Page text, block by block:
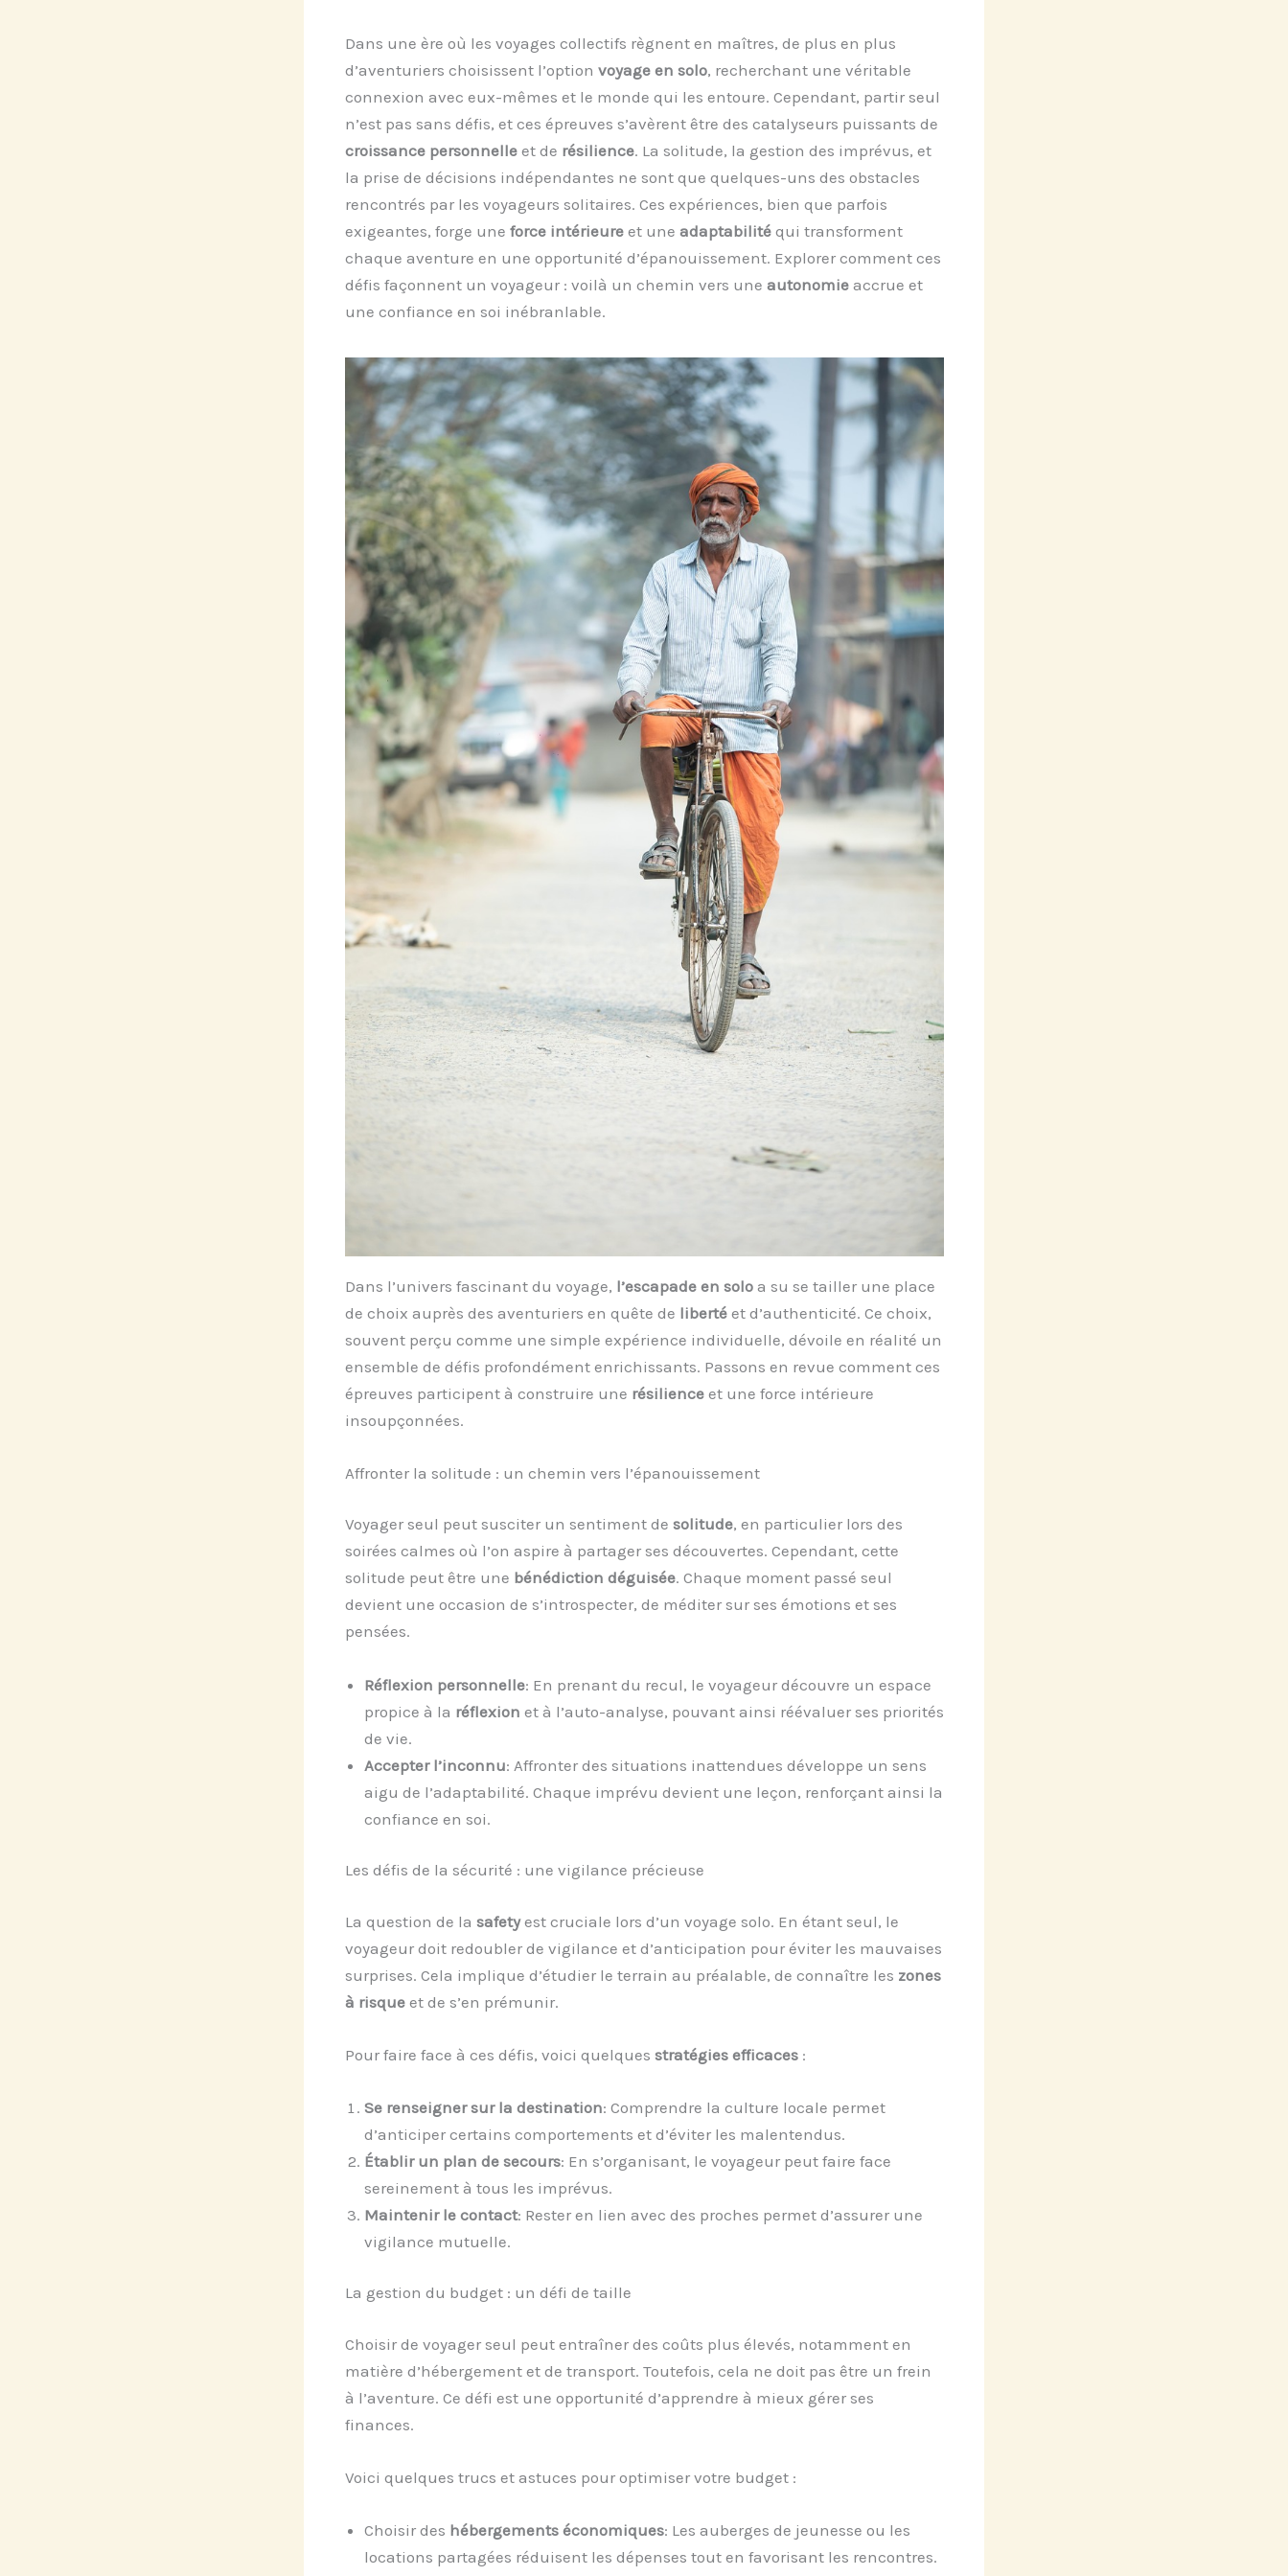
Dans une ère où les voyages collectifs règnent en maîtres, de plus en plus
d’aventuriers choisissent l’option voyage en solo, recherchant une véritable
connexion avec eux-mêmes et le monde qui les entoure. Cependant, partir seul
n’est pas sans défis, et ces épreuves s’avèrent être des catalyseurs puissants de
croissance personnelleet de résilience. La solitude, la gestion des imprévus, et
la prise de décisions indépendantes ne sont que quelques-uns des obstacles
rencontrés par les voyageurs solitaires. Ces expériences, bien que parfois
exigeantes, forge une force intérieureet une adaptabilitéqui transforment
chaque aventure en une opportunité d’épanouissement. Explorer comment ces
défis façonnent un voyageur : voilà un chemin vers une autonomieaccrue et
une confiance en soi inébranlable.
Dans l’univers fascinant du voyage, l’escapade en soloa su se tailler une place
de choix auprès des aventuriers en quête de libertéet d’authenticité. Ce choix,
souvent perçu comme une simple expérience individuelle, dévoile en réalité un
ensemble de défis profondément enrichissants. Passons en revue comment ces
épreuves participent à construire une résilienceet une force intérieure
insoupçonnées.
Affronter la solitude : un chemin vers l’épanouissement
Voyager seul peut susciter un sentiment de solitude, en particulier lors des
soirées calmes où l’on aspire à partager ses découvertes. Cependant, cette
solitude peut être une bénédiction déguisée. Chaque moment passé seul
devient une occasion de s’introspecter, de méditer sur ses émotions et ses
pensées.
Réflexion personnelle: En prenant du recul, le voyageur découvre un espace
propice à la réflexion et à l’auto-analyse, pouvant ainsi réévaluer ses priorités
de vie.
Accepter l’inconnu: Affronter des situations inattendues développe un sens
aigu de l’adaptabilité. Chaque imprévu devient une leçon, renforçant ainsi la
confiance en soi.
Les défis de la sécurité : une vigilance précieuse
La question de la safetyest cruciale lors d’un voyage solo. En étant seul, le
voyageur doit redoubler de vigilance et d’anticipation pour éviter les mauvaises
surprises. Cela implique d’étudier le terrain au préalable, de connaître les zones
à risqueet de s’en prémunir.
Pour faire face à ces défis, voici quelques stratégies efficaces:
Se renseigner sur la destination: Comprendre la culture locale permet
d’anticiper certains comportements et d’éviter les malentendus.
Établir un plan de secours: En s’organisant, le voyageur peut faire face
sereinement à tous les imprévus.
Maintenir le contact: Rester en lien avec des proches permet d’assurer une
vigilance mutuelle.
La gestion du budget : un défi de taille
Choisir de voyager seul peut entraîner des coûts plus élevés, notamment en
matière d’hébergement et de transport. Toutefois, cela ne doit pas être un frein
à l’aventure. Ce défi est une opportunité d’apprendre à mieux gérer ses
finances.
Voici quelques trucs et astuces pour optimiser votre budget :
Choisir des hébergements économiques: Les auberges de jeunesse ou les
locations partagées réduisent les dépenses tout en favorisant les rencontres.